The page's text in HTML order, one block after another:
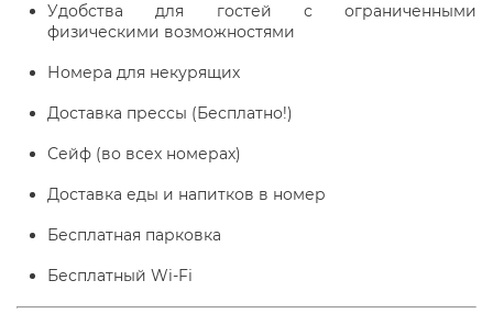
Удобства для гостей с ограниченными
физическими возможностями
Номера для некурящих
Доставка прессы (Бесплатно!)
Сейф (во всех номерах)
Доставка еды и напитков в номер
Бесплатная парковка
Бесплатный Wi-Fі